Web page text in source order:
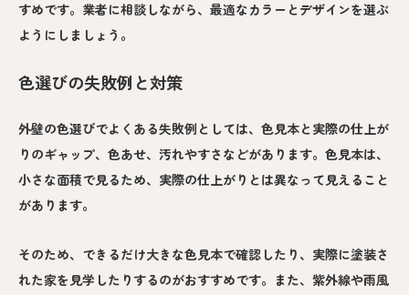
すめです。業者に相談しながら、最適なカラーとデザインを選ぶ
ようにしましょう。
色選びの失敗例と対策
外壁の色選びでよくある失敗例としては、色見本と実際の仕上が
りのギャップ、色あせ、汚れやすさなどがあります。色見本は、
小さな面積で見るため、実際の仕上がりとは異なって見えること
があります。
そのため、できるだけ大きな色見本で確認したり、実際に塗装さ
れた家を見学したりするのがおすすめです。また、紫外線や雨風